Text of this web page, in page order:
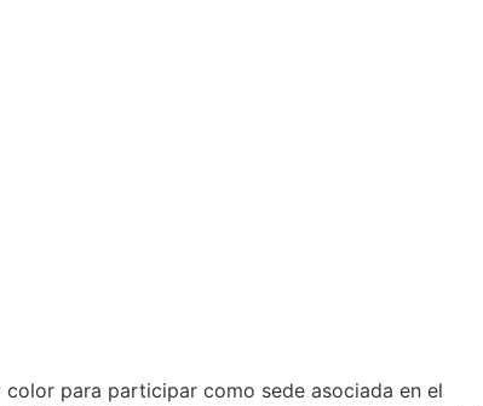
para participar como sede asociada en el